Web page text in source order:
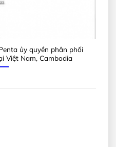
ủy quyền phân phối
Việt Nam, Cambodia